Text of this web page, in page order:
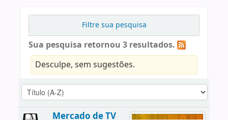
Filtre sua pesquisa
Sua pesquisa retornou 3 resultados.
Desculpe, sem sugestões.
Mercado de TV